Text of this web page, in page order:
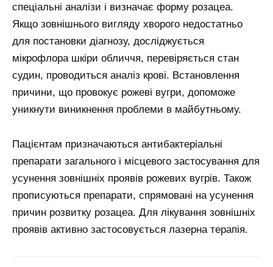
спеціальні аналізи і визначає форму розацеа.
Якщо зовнішнього вигляду хворого недостатньо
для постановки діагнозу, досліджується
мікрофлора шкіри обличчя, перевіряється стан
судин, проводиться аналіз крові. Встановлення
причини, що провокує рожеві вугри, допоможе
уникнути виникнення проблеми в майбутньому.
Пацієнтам призначаються антибактеріальні
препарати загального і місцевого застосування для
усунення зовнішніх проявів рожевих вугрів. Також
прописуються препарати, спрямовані на усунення
причин розвитку розацеа. Для лікування зовнішніх
проявів активно застосовується лазерна терапія.